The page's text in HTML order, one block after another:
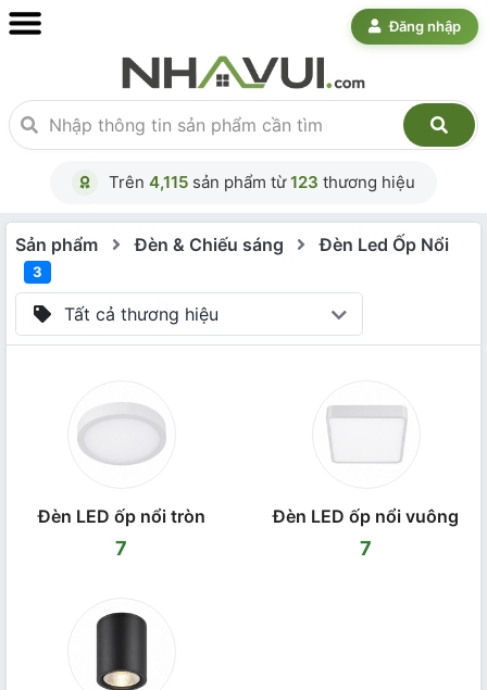
Đăng nhập
Trên 4,115 sản phẩm từ123 thương hiệu
Sản phẩm Đèn & Chiếu sáng Đèn Led Ốp Nổi
3
Tất cả thương hiệu
Đèn LED ốp nổi tròn
7
Đèn LED ốp nổi vuông
7